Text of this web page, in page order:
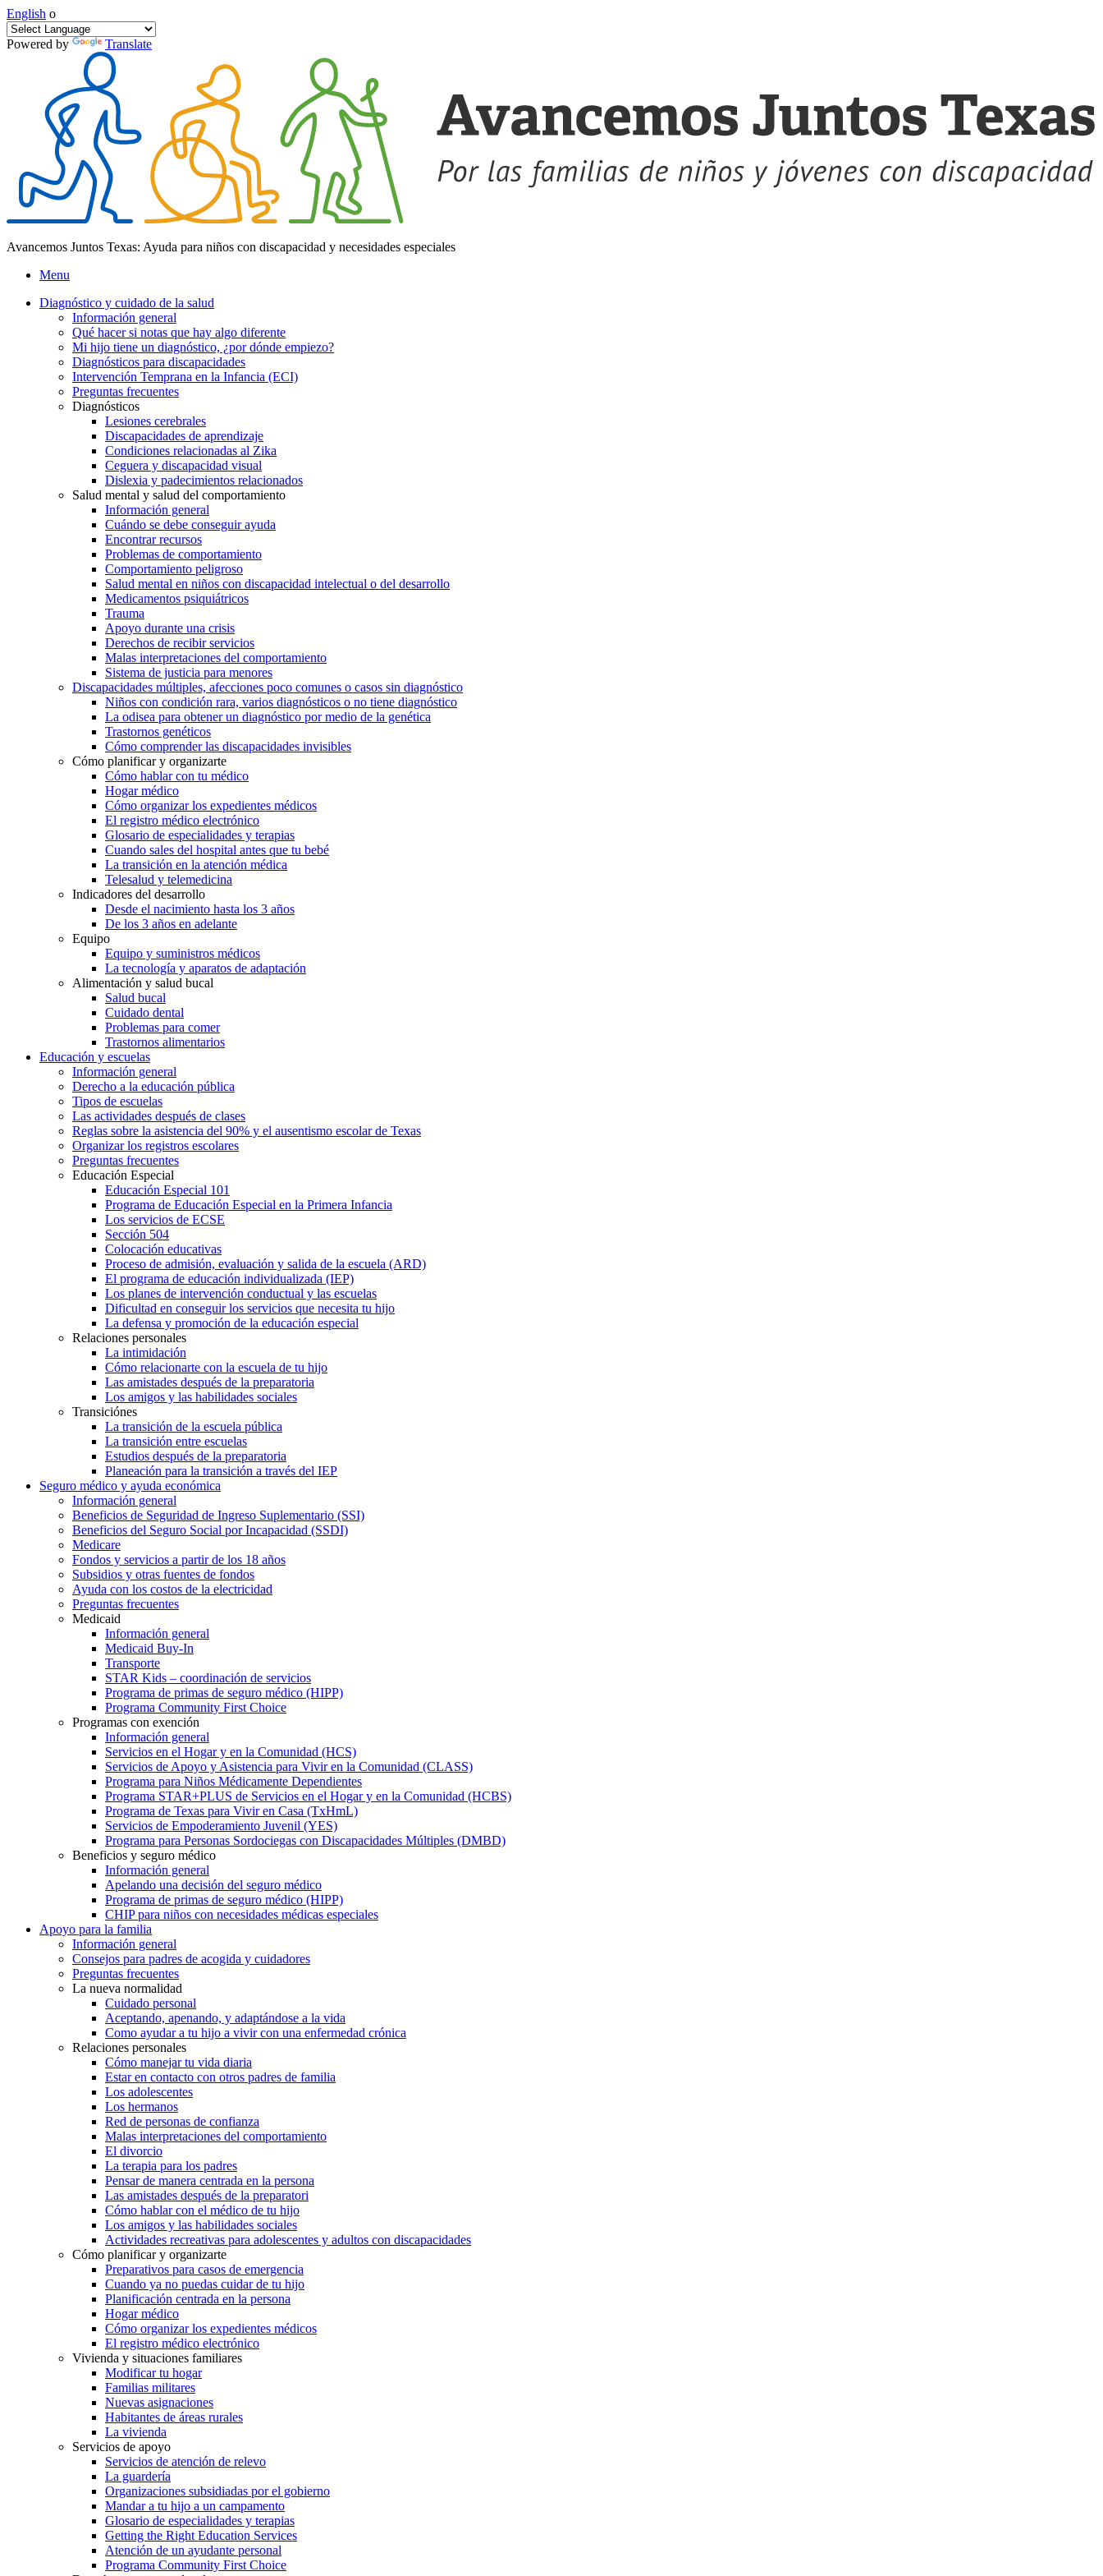
English o
Powered by Translate
Avancemos Juntos Texas: Ayuda para niños con discapacidad y necesidades especiales
Menu
Diagnóstico y cuidado de la salud
Información general
Qué hacer si notas que hay algo diferente
Mi hijo tiene un diagnóstico, ¿por dónde empiezo?
Diagnósticos para discapacidades
Intervención Temprana en la Infancia (ECI)
Preguntas frecuentes
Diagnósticos
Lesiones cerebrales
Discapacidades de aprendizaje
Condiciones relacionadas al Zika
Ceguera y discapacidad visual
Dislexia y padecimientos relacionados
Salud mental y salud del comportamiento
Información general
Cuándo se debe conseguir ayuda
Encontrar recursos
Problemas de comportamiento
Comportamiento peligroso
Salud mental en niños con discapacidad intelectual o del desarrollo
Medicamentos psiquiátricos
Trauma
Apoyo durante una crisis
Derechos de recibir servicios
Malas interpretaciones del comportamiento
Sistema de justicia para menores
Discapacidades múltiples, afecciones poco comunes o casos sin diagnóstico
Niños con condición rara, varios diagnósticos o no tiene diagnóstico
La odisea para obtener un diagnóstico por medio de la genética
Trastornos genéticos
Cómo comprender las discapacidades invisibles
Cómo planificar y organizarte
Cómo hablar con tu médico
Hogar médico
Cómo organizar los expedientes médicos
El registro médico electrónico
Glosario de especialidades y terapias
Cuando sales del hospital antes que tu bebé
La transición en la atención médica
Telesalud y telemedicina
Indicadores del desarrollo
Desde el nacimiento hasta los 3 años
De los 3 años en adelante
Equipo
Equipo y suministros médicos
La tecnología y aparatos de adaptación
Alimentación y salud bucal
Salud bucal
Cuidado dental
Problemas para comer
Trastornos alimentarios
Educación y escuelas
Información general
Derecho a la educación pública
Tipos de escuelas
Las actividades después de clases
Reglas sobre la asistencia del 90% y el ausentismo escolar de Texas
Organizar los registros escolares
Preguntas frecuentes
Educación Especial
Educación Especial 101
Programa de Educación Especial en la Primera Infancia
Los servicios de ECSE
Sección 504
Colocación educativas
Proceso de admisión, evaluación y salida de la escuela (ARD)
El programa de educación individualizada (IEP)
Los planes de intervención conductual y las escuelas
Dificultad en conseguir los servicios que necesita tu hijo
La defensa y promoción de la educación especial
Relaciones personales
La intimidación
Cómo relacionarte con la escuela de tu hijo
Las amistades después de la preparatoria
Los amigos y las habilidades sociales
Transiciónes
La transición de la escuela pública
La transición entre escuelas
Estudios después de la preparatoria
Planeación para la transición a través del IEP
Seguro médico y ayuda económica
Información general
Beneficios de Seguridad de Ingreso Suplementario (SSI)
Beneficios del Seguro Social por Incapacidad (SSDI)
Medicare
Fondos y servicios a partir de los 18 años
Subsidios y otras fuentes de fondos
Ayuda con los costos de la electricidad
Preguntas frecuentes
Medicaid
Información general
Medicaid Buy-In
Transporte
STAR Kids – coordinación de servicios
Programa de primas de seguro médico (HIPP)
Programa Community First Choice
Programas con exención
Información general
Servicios en el Hogar y en la Comunidad (HCS)
Servicios de Apoyo y Asistencia para Vivir en la Comunidad (CLASS)
Programa para Niños Médicamente Dependientes
Programa STAR+PLUS de Servicios en el Hogar y en la Comunidad (HCBS)
Programa de Texas para Vivir en Casa (TxHmL)
Servicios de Empoderamiento Juvenil (YES)
Programa para Personas Sordociegas con Discapacidades Múltiples (DMBD)
Beneficios y seguro médico
Información general
Apelando una decisión del seguro médico
Programa de primas de seguro médico (HIPP)
CHIP para niños con necesidades médicas especiales
Apoyo para la familia
Información general
Consejos para padres de acogida y cuidadores
Preguntas frecuentes
La nueva normalidad
Cuidado personal
Aceptando, apenando, y adaptándose a la vida
Como ayudar a tu hijo a vivir con una enfermedad crónica
Relaciones personales
Cómo manejar tu vida diaria
Estar en contacto con otros padres de familia
Los adolescentes
Los hermanos
Red de personas de confianza
Malas interpretaciones del comportamiento
El divorcio
La terapia para los padres
Pensar de manera centrada en la persona
Las amistades después de la preparatori
Cómo hablar con el médico de tu hijo
Los amigos y las habilidades sociales
Actividades recreativas para adolescentes y adultos con discapacidades
Cómo planificar y organizarte
Preparativos para casos de emergencia
Cuando ya no puedas cuidar de tu hijo
Planificación centrada en la persona
Hogar médico
Cómo organizar los expedientes médicos
El registro médico electrónico
Vivienda y situaciones familiares
Modificar tu hogar
Familias militares
Nuevas asignaciones
Habitantes de áreas rurales
La vivienda
Servicios de apoyo
Servicios de atención de relevo
La guardería
Organizaciones subsidiadas por el gobierno
Mandar a tu hijo a un campamento
Glosario de especialidades y terapias
Getting the Right Education Services
Atención de un ayudante personal
Programa Community First Choice